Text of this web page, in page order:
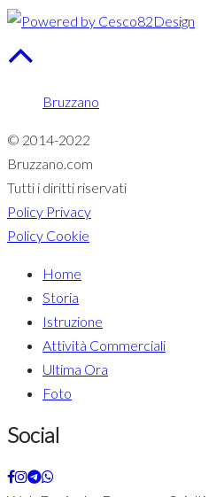
Bruzzano
© 2014-2022
Bruzzano.com
Tutti i diritti riservati
Policy Privacy
Policy Cookie
Home
Storia
Istruzione
Attività Commerciali
Ultima Ora
Foto
Social